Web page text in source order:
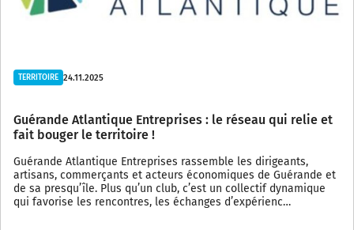
TERRITOIRE 24.11.2025
Guérande Atlantique Entreprises : le réseau qui relie et
fait bouger le territoire !
Guérande Atlantique Entreprises rassemble les dirigeants,
artisans, commerçants et acteurs économiques de Guérande et
de sa presqu’île. Plus qu’un club, c’est un collectif dynamique
qui favorise les rencontres, les échanges d’expérienc…